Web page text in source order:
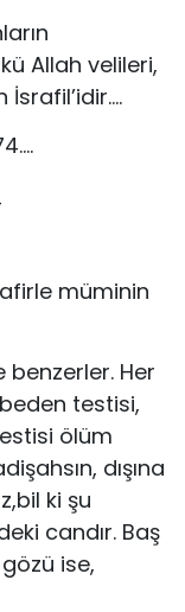
Allah velileri,
İsrafil’idir….
müminin
benzerler. Her
testisi,
ölüm
dışına
ki şu
candır. Baş
ise,